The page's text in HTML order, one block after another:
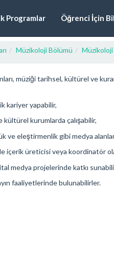
Programlar Öğrenci İçin
Müzikoloji Bölümü Müzikoloji
müziği tarihsel, kültürel ve
kariyer yapabilir,
kurumlarda çalışabilir,
ve eleştirmenlik gibi medya
içerik üreticisi veya koordinatör
medya projelerinde katkı
faaliyetlerinde bulunabilirler.